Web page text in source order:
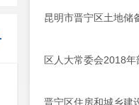
昆明市晋宁区土地储
区人大常委会2018
晋宁区住房和城乡建